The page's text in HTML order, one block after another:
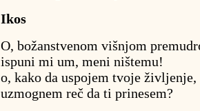
Ikos
O, božanstvenom višnjom
ispuni mi um, meni ništemu!
o, kako da uspojem tvoje
uzmognem reč da ti prinesem?